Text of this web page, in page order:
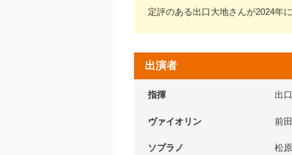
定評のある出口大地さんが2024年
出演者
指揮 出
ヴァイオリン 前
ソプラノ 松